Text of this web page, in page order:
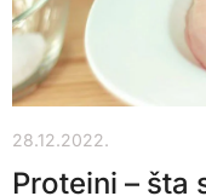
28.12.2022.
Proteini – šta